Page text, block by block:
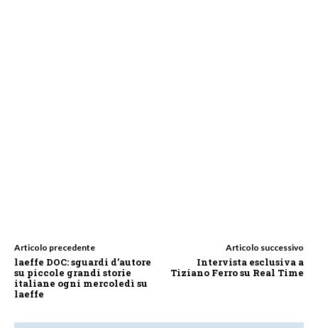
Articolo precedente
laeffe DOC: sguardi d’autore
su piccole grandi storie
italiane ogni mercoledì su
laeffe
Articolo successivo
Intervista esclusiva a
Tiziano Ferro su Real Time